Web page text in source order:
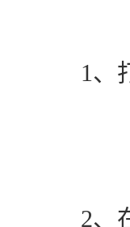
1、打
2、在